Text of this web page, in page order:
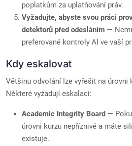
poplatkům za uplatňování práv.
Vyžadujte, abyste svou práci
detektorů před odesláním —
preferované kontroly AI ve vaší
Kdy eskalovat
Většinu odvolání lze vyřešit na úrovni
Některé vyžadují eskalaci:
Academic Integrity Board —
úrovni kurzu nepříznivé a máte
existuje.